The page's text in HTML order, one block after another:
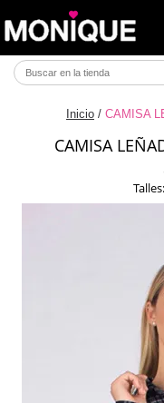
Inicio / CAMISA
CAMISA